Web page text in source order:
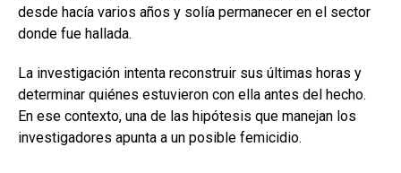
desde hacía varios años y solía permanecer en el sector
donde fue hallada.
La investigación intenta reconstruir sus últimas horas y
determinar quiénes estuvieron con ella antes del hecho.
En ese contexto, una de las hipótesis que manejan los
investigadores apunta a un posible femicidio.